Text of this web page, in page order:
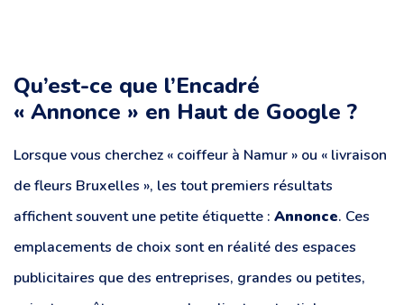
Qu’est-ce que l’Encadré
« Annonce » en Haut de Google ?
Lorsque vous cherchez « coiffeur à Namur » ou « livraison
de fleurs Bruxelles », les tout premiers résultats
affichent souvent une petite étiquette : Annonce. Ces
emplacements de choix sont en réalité des espaces
publicitaires que des entreprises, grandes ou petites,